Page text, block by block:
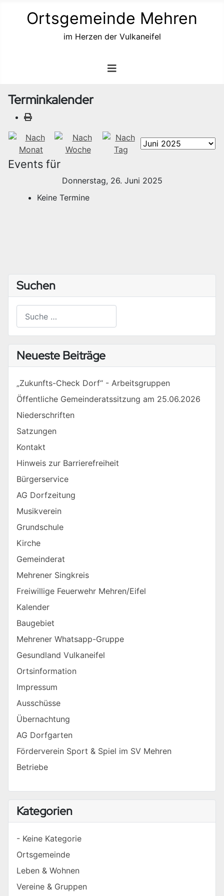
Ortsgemeinde Mehren
im Herzen der Vulkaneifel
Terminkalender
Events für
Donnerstag, 26. Juni 2025
Keine Termine
Suchen
Type 2 or more characters for results.
Neueste Beiträge
„Zukunfts-Check Dorf“ - Arbeitsgruppen
Öffentliche Gemeinderatssitzung am 25.06.2026
Niederschriften
Satzungen
Kontakt
Hinweis zur Barrierefreiheit
Bürgerservice
AG Dorfzeitung
Musikverein
Grundschule
Kirche
Gemeinderat
Mehrener Singkreis
Freiwillige Feuerwehr Mehren/Eifel
Kalender
Baugebiet
Mehrener Whatsapp-Gruppe
Gesundland Vulkaneifel
Ortsinformation
Impressum
Ausschüsse
Übernachtung
AG Dorfgarten
Förderverein Sport & Spiel im SV Mehren
Betriebe
Kategorien
- Keine Kategorie
Ortsgemeinde
Leben & Wohnen
Vereine & Gruppen